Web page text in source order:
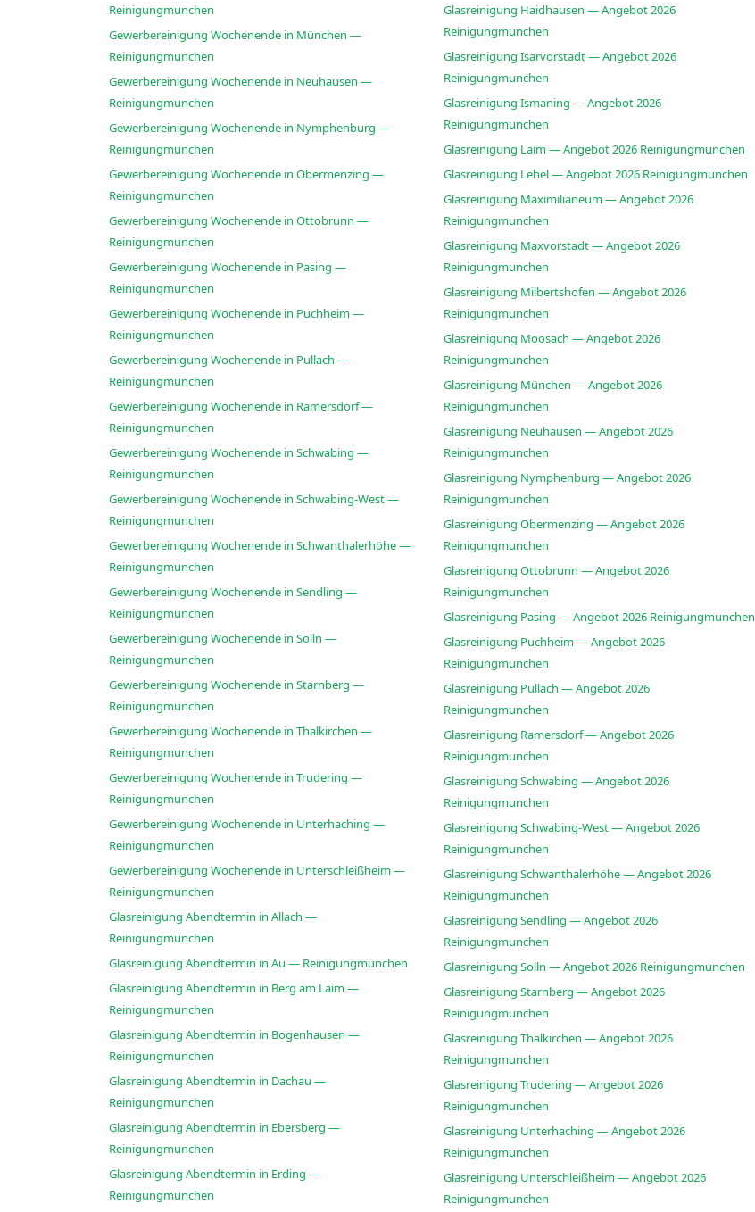
Reinigungmunchen
Gewerbereinigung Wochenende in München —
Reinigungmunchen
Gewerbereinigung Wochenende in Neuhausen —
Reinigungmunchen
Gewerbereinigung Wochenende in Nymphenburg —
Reinigungmunchen
Gewerbereinigung Wochenende in Obermenzing —
Reinigungmunchen
Gewerbereinigung Wochenende in Ottobrunn —
Reinigungmunchen
Gewerbereinigung Wochenende in Pasing —
Reinigungmunchen
Gewerbereinigung Wochenende in Puchheim —
Reinigungmunchen
Gewerbereinigung Wochenende in Pullach —
Reinigungmunchen
Gewerbereinigung Wochenende in Ramersdorf —
Reinigungmunchen
Gewerbereinigung Wochenende in Schwabing —
Reinigungmunchen
Gewerbereinigung Wochenende in Schwabing-West —
Reinigungmunchen
Gewerbereinigung Wochenende in Schwanthalerhöhe —
Reinigungmunchen
Gewerbereinigung Wochenende in Sendling —
Reinigungmunchen
Gewerbereinigung Wochenende in Solln —
Reinigungmunchen
Gewerbereinigung Wochenende in Starnberg —
Reinigungmunchen
Gewerbereinigung Wochenende in Thalkirchen —
Reinigungmunchen
Gewerbereinigung Wochenende in Trudering —
Reinigungmunchen
Gewerbereinigung Wochenende in Unterhaching —
Reinigungmunchen
Gewerbereinigung Wochenende in Unterschleißheim —
Reinigungmunchen
Glasreinigung Abendtermin in Allach —
Reinigungmunchen
Glasreinigung Abendtermin in Au — Reinigungmunchen
Glasreinigung Abendtermin in Berg am Laim —
Reinigungmunchen
Glasreinigung Abendtermin in Bogenhausen —
Reinigungmunchen
Glasreinigung Abendtermin in Dachau —
Reinigungmunchen
Glasreinigung Abendtermin in Ebersberg —
Reinigungmunchen
Glasreinigung Abendtermin in Erding —
Reinigungmunchen
Glasreinigung Haidhausen — Angebot 2026
Reinigungmunchen
Glasreinigung Isarvorstadt — Angebot 2026
Reinigungmunchen
Glasreinigung Ismaning — Angebot 2026
Reinigungmunchen
Glasreinigung Laim — Angebot 2026 Reinigungmunchen
Glasreinigung Lehel — Angebot 2026 Reinigungmunchen
Glasreinigung Maximilianeum — Angebot 2026
Reinigungmunchen
Glasreinigung Maxvorstadt — Angebot 2026
Reinigungmunchen
Glasreinigung Milbertshofen — Angebot 2026
Reinigungmunchen
Glasreinigung Moosach — Angebot 2026
Reinigungmunchen
Glasreinigung München — Angebot 2026
Reinigungmunchen
Glasreinigung Neuhausen — Angebot 2026
Reinigungmunchen
Glasreinigung Nymphenburg — Angebot 2026
Reinigungmunchen
Glasreinigung Obermenzing — Angebot 2026
Reinigungmunchen
Glasreinigung Ottobrunn — Angebot 2026
Reinigungmunchen
Glasreinigung Pasing — Angebot 2026 Reinigungmunchen
Glasreinigung Puchheim — Angebot 2026
Reinigungmunchen
Glasreinigung Pullach — Angebot 2026
Reinigungmunchen
Glasreinigung Ramersdorf — Angebot 2026
Reinigungmunchen
Glasreinigung Schwabing — Angebot 2026
Reinigungmunchen
Glasreinigung Schwabing-West — Angebot 2026
Reinigungmunchen
Glasreinigung Schwanthalerhöhe — Angebot 2026
Reinigungmunchen
Glasreinigung Sendling — Angebot 2026
Reinigungmunchen
Glasreinigung Solln — Angebot 2026 Reinigungmunchen
Glasreinigung Starnberg — Angebot 2026
Reinigungmunchen
Glasreinigung Thalkirchen — Angebot 2026
Reinigungmunchen
Glasreinigung Trudering — Angebot 2026
Reinigungmunchen
Glasreinigung Unterhaching — Angebot 2026
Reinigungmunchen
Glasreinigung Unterschleißheim — Angebot 2026
Reinigungmunchen